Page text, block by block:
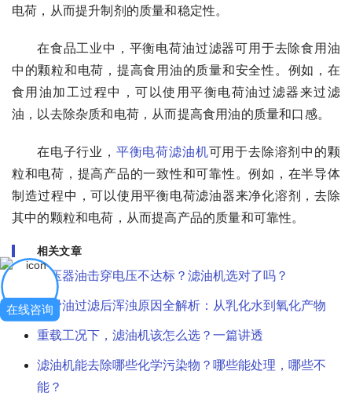
电荷，从而提升制剂的质量和稳定性。
在食品工业中，平衡电荷油过滤器可用于去除食用油
中的颗粒和电荷，提高食用油的质量和安全性。例如，在
食用油加工过程中，可以使用平衡电荷油过滤器来过滤
油，以去除杂质和电荷，从而提高食用油的质量和口感。
在电子行业， 平衡电荷滤油机可用于去除溶剂中的颗
粒和电荷，提高产品的一致性和可靠性。例如，在半导体
制造过程中，可以使用平衡电荷滤油器来净化溶剂，去除
其中的颗粒和电荷，从而提高产品的质量和可靠性。
相关文章
变压器油击穿电压不达标？滤油机选对了吗？
润滑油过滤后浑浊原因全解析：从乳化水到氧化产物
重载工况下，滤油机该怎么选？一篇讲透
滤油机能去除哪些化学污染物？哪些能处理，哪些不
能？
在线咨询